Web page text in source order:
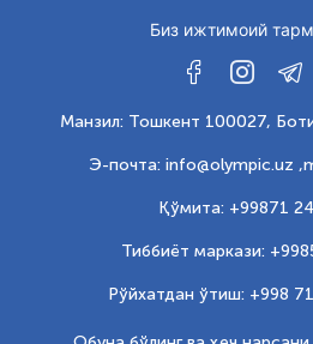
Биз ижтимоий
Манзил: Тошкент 100027,
Э-почта: info@olympic.uz ,
Қўмита: +99871
Тиббиёт маркази:
Рўйхатдан ўтиш: +998